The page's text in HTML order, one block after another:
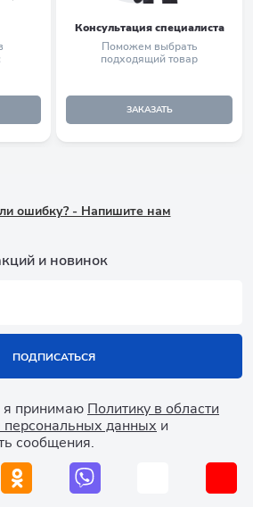
Консультация специалиста
Поможем выбрать
подходящий товар
ЗАКАЗАТЬ
ошибку? - Напишите нам
и новинок
ПОДПИСАТЬСЯ
я принимаю Политику в области
данных и
сообщения.